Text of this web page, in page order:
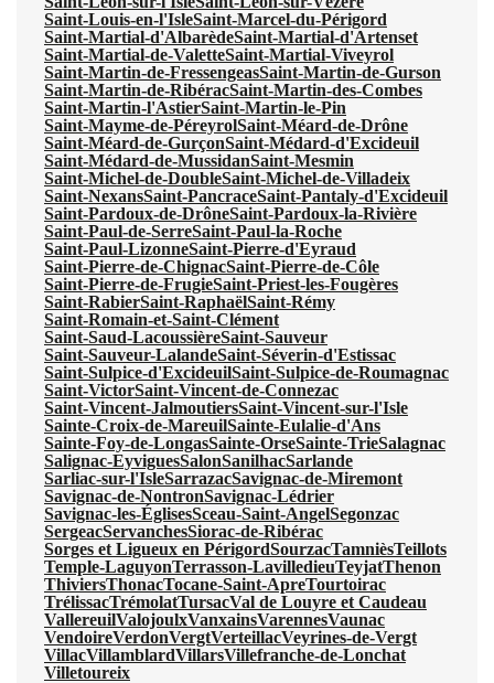
Saint-Louis-en-l'IsleSaint-Marcel-du-Périgord
Saint-Martial-d'AlbarèdeSaint-Martial-d'Artenset
Saint-Martial-de-ValetteSaint-Martial-Viveyrol
Saint-Martin-de-FressengeasSaint-Martin-de-Gurson
Saint-Martin-de-RibéracSaint-Martin-des-Combes
Saint-Martin-l'AstierSaint-Martin-le-Pin
Saint-Mayme-de-PéreyrolSaint-Méard-de-Drône
Saint-Méard-de-GurçonSaint-Médard-d'Excideuil
Saint-Médard-de-MussidanSaint-Mesmin
Saint-Michel-de-DoubleSaint-Michel-de-Villadeix
Saint-NexansSaint-PancraceSaint-Pantaly-d'Excideuil
Saint-Pardoux-de-DrôneSaint-Pardoux-la-Rivière
Saint-Paul-de-SerreSaint-Paul-la-Roche
Saint-Paul-LizonneSaint-Pierre-d'Eyraud
Saint-Pierre-de-ChignacSaint-Pierre-de-Côle
Saint-Pierre-de-FrugieSaint-Priest-les-Fougères
Saint-RabierSaint-RaphaëlSaint-Rémy
Saint-Romain-et-Saint-Clément
Saint-Saud-LacoussièreSaint-Sauveur
Saint-Sauveur-LalandeSaint-Séverin-d'Estissac
Saint-Sulpice-d'ExcideuilSaint-Sulpice-de-Roumagnac
Saint-VictorSaint-Vincent-de-Connezac
Saint-Vincent-JalmoutiersSaint-Vincent-sur-l'Isle
Sainte-Croix-de-MareuilSainte-Eulalie-d'Ans
Sainte-Foy-de-LongasSainte-OrseSainte-TrieSalagnac
Salignac-EyviguesSalonSanilhacSarlande
Sarliac-sur-l'IsleSarrazacSavignac-de-Miremont
Savignac-de-NontronSavignac-Lédrier
Savignac-les-ÉglisesSceau-Saint-AngelSegonzac
SergeacServanchesSiorac-de-Ribérac
Sorges et Ligueux en PérigordSourzacTamnièsTeillots
Temple-LaguyonTerrasson-LavilledieuTeyjatThenon
ThiviersThonacTocane-Saint-ApreTourtoirac
TrélissacTrémolatTursacVal de Louyre et Caudeau
VallereuilValojoulxVanxainsVarennesVaunac
VendoireVerdonVergtVerteillacVeyrines-de-Vergt
VillacVillamblardVillarsVillefranche-de-Lonchat
Villetoureix